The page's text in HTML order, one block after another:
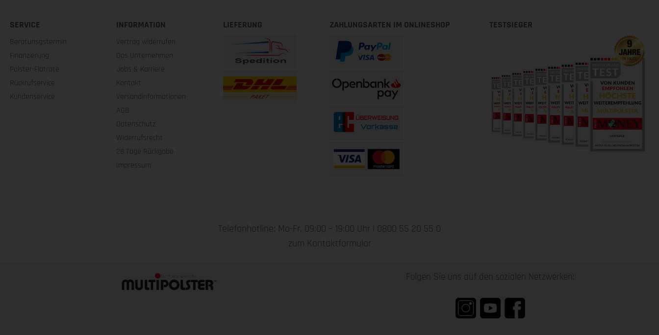
SERVICE
Beratunsgstermin
Finanzierung
Polster-Flatrate
Rückrufservice
Kundenservice
INFORMATION
Vertrag widerrufen
Das Unternehmen
Jobs & Karriere
Kontakt
Versandinformationen
AGB
Datenschutz
Widerrufsrecht
28 Tage Rückgabe
Impressum
LIEFERUNG ZAHLUNGSARTEN IM ONLINESHOP TESTSIEGER
Telefonhotline: Mo-Fr, 09:00 – 19:00 Uhr | 0800 55 20 55 0
zum Kontaktformular
Folgen Sie uns auf den sozialen Netzwerken: